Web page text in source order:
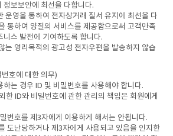
정보보안에 최선을 다합니다.
운영을 통하여 전자상거래 질서 유지에 최선을 다
통하여 양질의 서비스를 제공함으로써 고객만족
스 발전에 기여하도록 합니다.
는 영리목적의 광고성 전자우편을 발송하지 않습
호에 대한 의무)
는 경우 ID 및 비밀번호를 사용해야 합니다.
ID와 비밀번호에 관한 관리의 책임은 회원에게
번호를 제3자에게 이용하게 해서는 안됩니다.
도난당하거나 제3자에게 사용되고 있음을 인지한